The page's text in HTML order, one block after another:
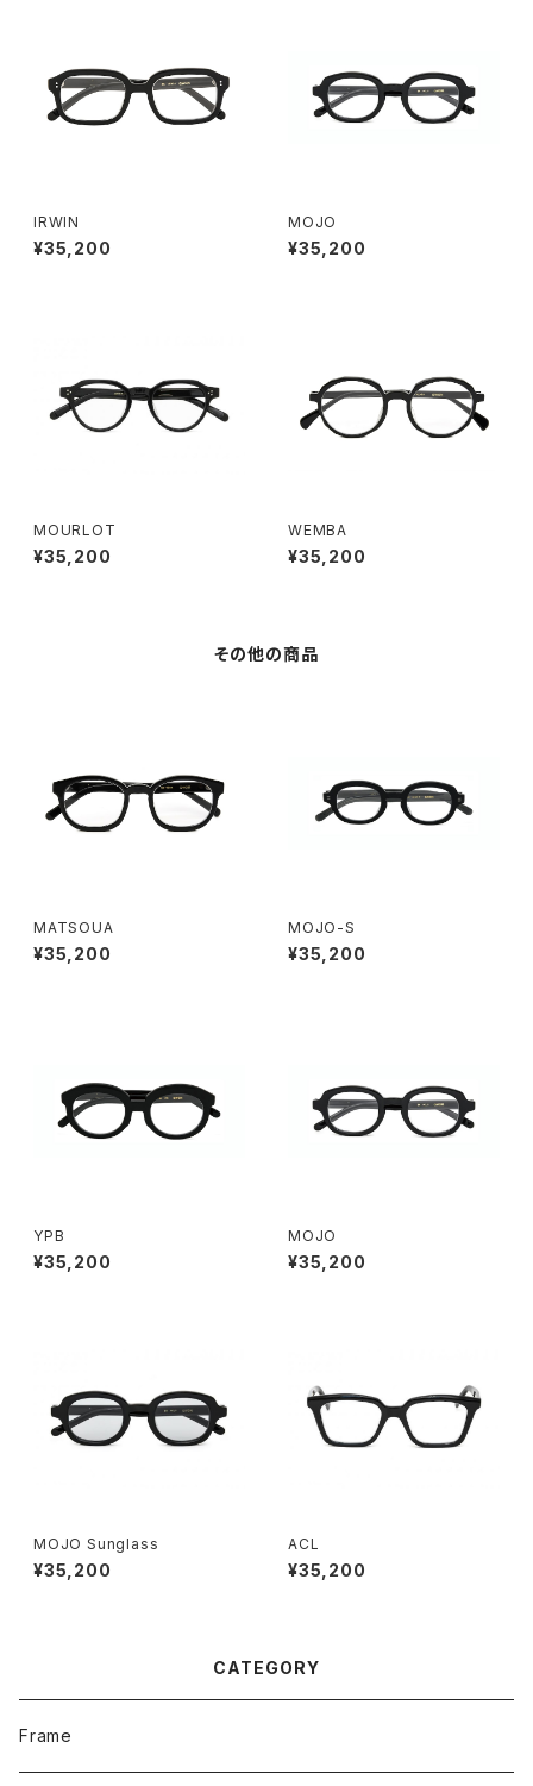
IRWIN
¥35,200
MOJO
¥35,200
MOURLOT
¥35,200
WEMBA
¥35,200
その他の商品
MATSOUA
¥35,200
MOJO-S
¥35,200
YPB
¥35,200
MOJO
¥35,200
MOJO Sunglass
¥35,200
ACL
¥35,200
CATEGORY
Frame